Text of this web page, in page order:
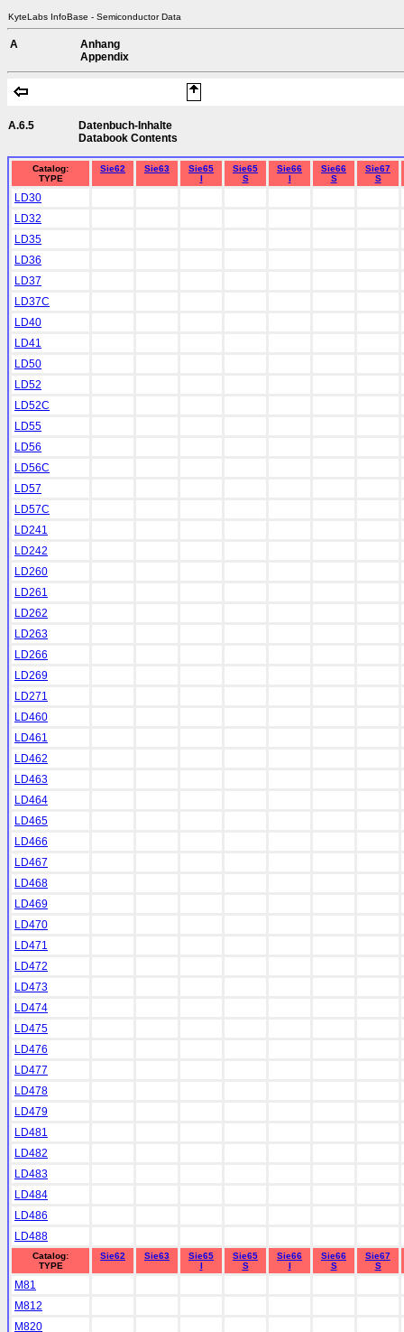
KyteLabs InfoBase - Semiconductor Data
A
Anhang
Appendix
A.6.5
Datenbuch-Inhalte
Databook Contents
Catalog:
TYPE
Sie62 Sie63
Sie65
I
Sie65
S
Sie66
I
Sie66
S
Sie67
S
LD30
LD32
LD35
LD36
LD37
LD37C
LD40
LD41
LD50
LD52
LD52C
LD55
LD56
LD56C
LD57
LD57C
LD241
LD242
LD260
LD261
LD262
LD263
LD266
LD269
LD271
LD460
LD461
LD462
LD463
LD464
LD465
LD466
LD467
LD468
LD469
LD470
LD471
LD472
LD473
LD474
LD475
LD476
LD477
LD478
LD479
LD481
LD482
LD483
LD484
LD486
LD488
Catalog:
TYPE
Sie62 Sie63
Sie65
I
Sie65
S
Sie66
I
Sie66
S
Sie67
S
M81
M812
M820